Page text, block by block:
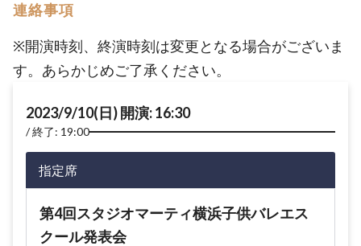
連絡事項
※開演時刻、終演時刻は変更となる場合がございま
す。あらかじめご了承ください。
2023/9/10(日) 開演: 16:30
終了: 19:00
指定席
第4回スタジオマーティ横浜子供バレエス
クール発表会